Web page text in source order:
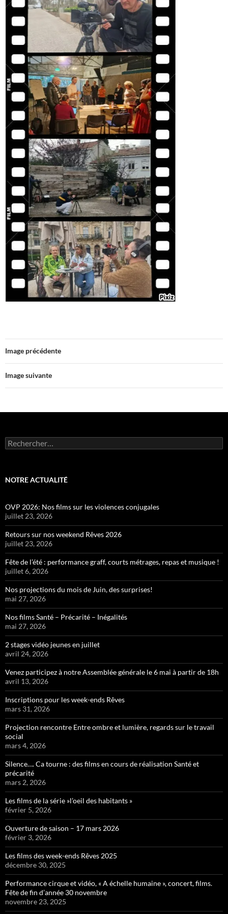
Image précédente
Image suivante
Rechercher :
NOTRE ACTUALITÉ
OVP 2026: Nos films sur les violences conjugales
juillet 23, 2026
Retours sur nos weekend Rêves 2026
juillet 23, 2026
Fête de l’été : performance graff, courts métrages, repas et musique !
juillet 6, 2026
Nos projections du mois de Juin, des surprises!
mai 27, 2026
Nos films Santé – Précarité – Inégalités
mai 27, 2026
2 stages vidéo jeunes en juillet
avril 24, 2026
Venez participez à notre Assemblée générale le 6 mai à partir de 18h
avril 13, 2026
Inscriptions pour les week-ends Rêves
mars 31, 2026
Projection rencontre Entre ombre et lumière, regards sur le travail
social
mars 4, 2026
Silence…. Ca tourne : des films en cours de réalisation Santé et
précarité
mars 2, 2026
Les films de la série »l’oeil des habitants »
février 5, 2026
Ouverture de saison – 17 mars 2026
février 3, 2026
Les films des week-ends Rêves 2025
décembre 30, 2025
Performance cirque et vidéo, « A échelle humaine », concert, films.
Fête de fin d’année 30 novembre
novembre 23, 2025